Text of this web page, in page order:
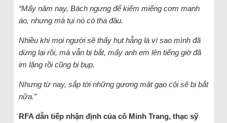
“Mấy năm nay, Bách ngưng để kiếm miếng cơm manh
áo, nhưng mà tụi nó có tha đâu.
Nhiều khi mọi người sẽ thấy hụt hẫng là vì sao mình đã
dừng lại rồi, mà vẫn bị bắt, mấy anh em lên tiếng giờ đã
im lặng rồi cũng bị bụp.
Nhưng từ nay, sắp tới những gương mặt gạo cội sẽ bị bắt
nữa.”
RFA dẫn tiếp nhận định của cô Minh Trang, thạc sỹ